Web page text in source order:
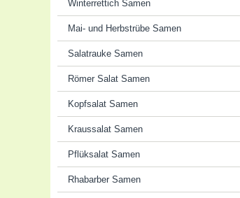
Winterrettich Samen
Mai- und Herbstrübe Samen
Salatrauke Samen
Römer Salat Samen
Kopfsalat Samen
Kraussalat Samen
Pflüksalat Samen
Rhabarber Samen